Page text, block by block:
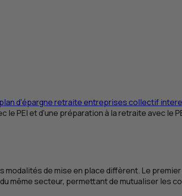
plan d'épargne retraite entreprises collectif
lePEIet d'une préparation à la retraite avec le
de mise en place diffèrent. Le premier
même secteur, permettant de mutualiser les